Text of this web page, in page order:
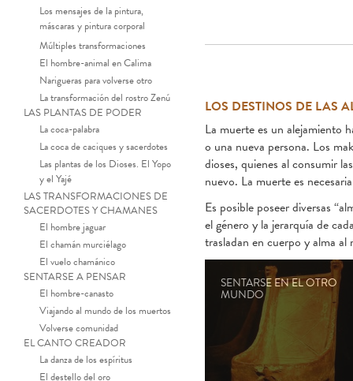
Los mensajes de la pintura,
máscaras y pintura corporal
Múltiples transformaciones
El hombre-animal en Calima
Narigueras para volverse otro
La transformación del rostro Zenú
LAS PLANTAS DE PODER
La coca-palabra
La coca de caciques y sacerdotes
Las plantas de los Dioses. El Yopo
y el Yajé
LAS TRANSFORMACIONES DE
SACERDOTES Y CHAMANES
El hombre jaguar
El chamán murciélago
El vuelo chamánico
SENTARSE A PENSAR
El hombre-canasto
Viajando al mundo de los muertos
Volverse comunidad
EL CANTO CREADOR
La danza de los espíritus
El destello del oro
LOS DESTINOS DE LAS
La muerte es un alejamiento
o una nueva persona. Los
dioses, quienes al consumir
nuevo. La muerte es
Es posible poseer diversas
el género y la jerarquía de
trasladan en cuerpo y alma
SENTARSE EN EL OTRO
MUNDO